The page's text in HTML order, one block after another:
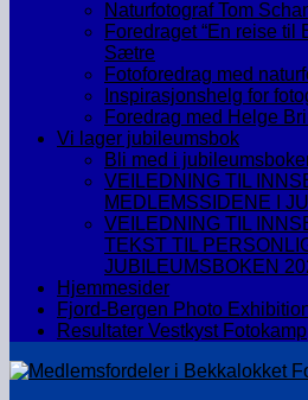
Naturfotograf Tom
Foredraget “En reise til
Sætre
Fotoforedrag med
Inspirasjonshelg for
Foredrag med Helge
Vi lager jubileumsbok
Bli med i
VEILEDNING TIL
MEDLEMSSIDENE I
VEILEDNING TIL
TEKST TIL
JUBILEUMSBOKEN
Hjemmesider
Fjord-Bergen Photo
Resultater Vestkyst Fotokamp